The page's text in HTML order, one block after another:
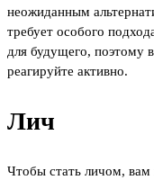
неожиданным
требует особого
для будущего, поэтому
реагируйте активно.
Лич
Чтобы стать личом, вам